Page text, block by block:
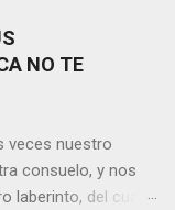
NO TE
veces nuestro
consuelo, y nos
laberinto, del cual